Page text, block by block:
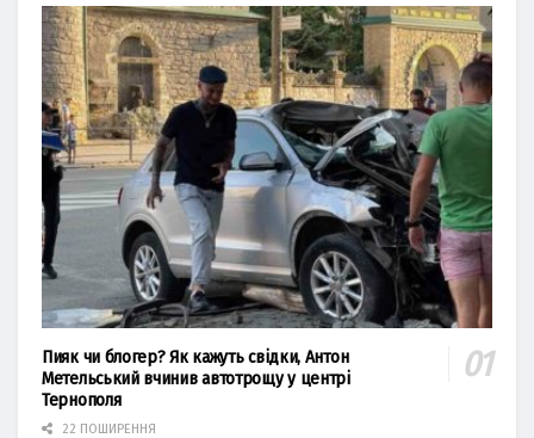
Пияк чи блогер? Як кажуть свідки, Антон
Метельський вчинив автотрощу у центрі
Тернополя
22 ПОШИРЕННЯ